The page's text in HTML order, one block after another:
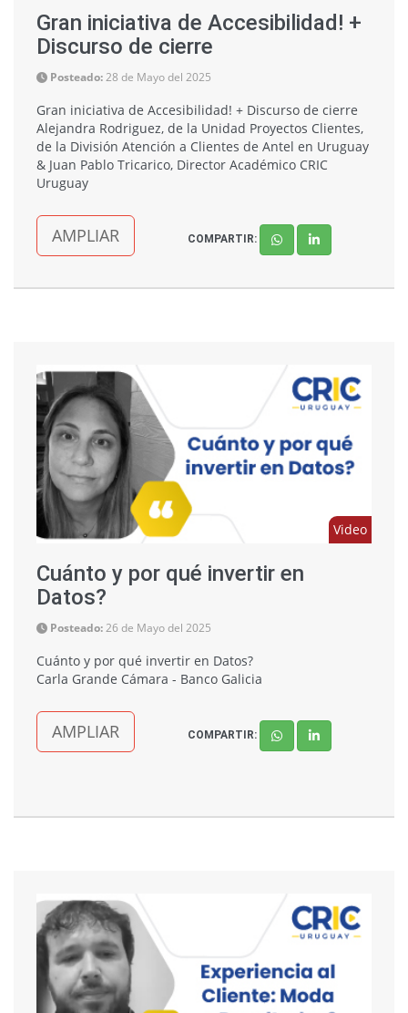
Gran iniciativa de Accesibilidad! +
Discurso de cierre
Posteado:28 de Mayo del 2025
Gran iniciativa de Accesibilidad! + Discurso de cierre
Alejandra Rodriguez, de la Unidad Proyectos Clientes,
de la División Atención a Clientes de Antel en Uruguay
& Juan Pablo Tricarico, Director Académico CRIC
Uruguay
AMPLIAR COMPARTIR:
Video
Cuánto y por qué invertir en
Datos?
Posteado:26 de Mayo del 2025
Cuánto y por qué invertir en Datos?
Carla Grande Cámara - Banco Galicia
AMPLIAR COMPARTIR: